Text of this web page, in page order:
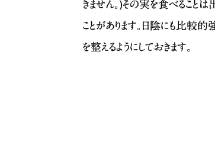
きません｡)その実を食べること
ことがあります。日陰にも比較
を整えるようにしておきます。